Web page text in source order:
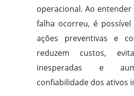
operacional. Ao
falha ocorreu, é
ações preventivas e
reduzem custos,
inesperadas e
confiabilidade dos ativos